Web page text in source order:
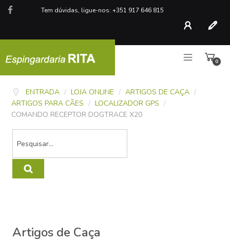
Tem dúvidas, ligue-nos: +351 917 646 815
Conta
0
ENTRADA / LOJA ONLINE / ARTIGOS DE CAÇA /
ARTIGOS PARA CÃES / LOCALIZADOR GPS /
COMANDO RECEPTOR DOGTRACE X20
Artigos de Caça